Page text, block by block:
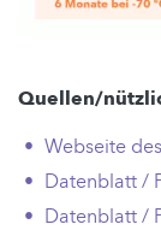
Quellen/
Webseite
Datenblatt /
Datenblatt /